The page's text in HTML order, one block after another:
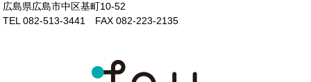
広島県広島市中区基町10-52
TEL 082-513-3441 FAX 082-223-2135